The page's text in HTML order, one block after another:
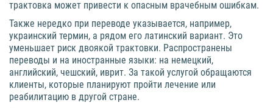
трактовка может привести к опасным врачебным ошибкам.
Также нередко при переводе указывается, например,
украинский термин, а рядом его латинский вариант. Это
уменьшает риск двоякой трактовки. Распространены
переводы и на иностранные языки: на немецкий,
английский, чешский, иврит. За такой услугой обращаются
клиенты, которые планируют пройти лечение или
реабилитацию в другой стране.